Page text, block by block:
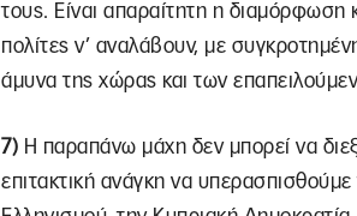
τους. Είναι απαραίτητη η διαμόρφωση
πολίτες ν’ αναλάβουν, με
άμυνα της χώρας και των
7) Η παραπάνω μάχη δεν μπορεί να
επιτακτική ανάγκη να